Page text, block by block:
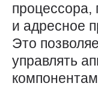
процессора,
и адресное
Это
управлять